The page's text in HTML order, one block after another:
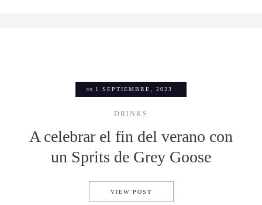
on 1 SEPTIEMBRE, 2023
DRINKS
A celebrar el fin del verano con
un Sprits de Grey Goose
VIEW POST